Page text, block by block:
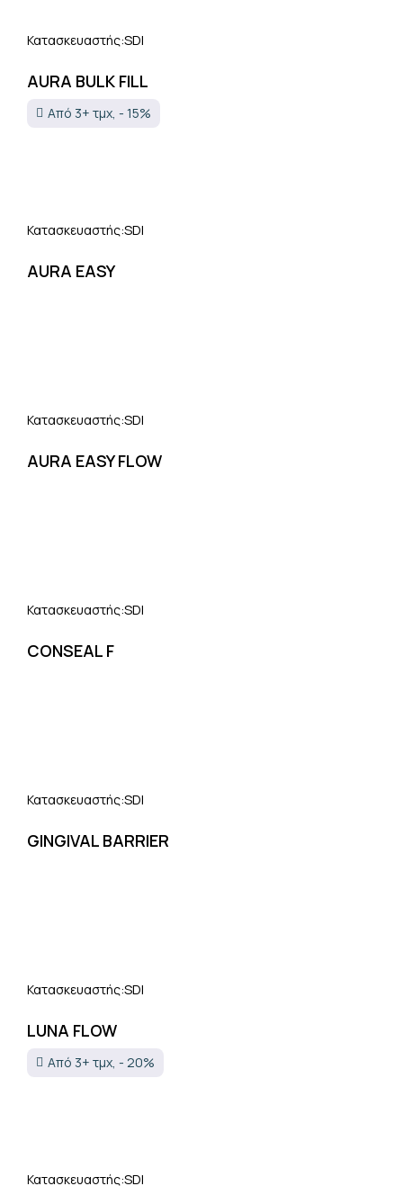
AURA BULK FILL
Κατασκευαστής:SDI
Από 3+ τμχ, - 15%
AURA EASY
Κατασκευαστής:SDI
AURA EASY FLOW
Κατασκευαστής:SDI
CONSEAL F
Κατασκευαστής:SDI
GINGIVAL BARRIER
Κατασκευαστής:SDI
LUNA FLOW
Κατασκευαστής:SDI
Από 3+ τμχ, - 20%
Κατασκευαστής:SDI